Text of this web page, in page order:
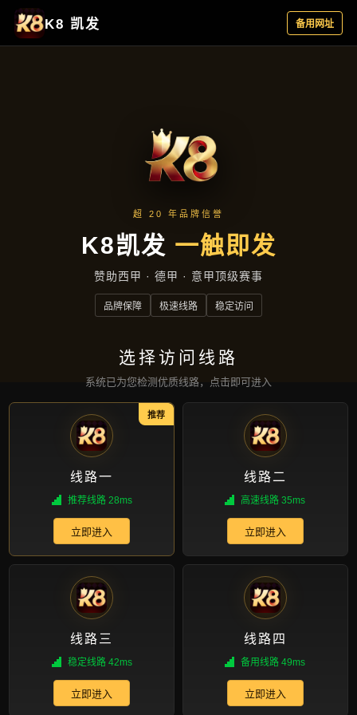
新闻视角
首页 新闻视角